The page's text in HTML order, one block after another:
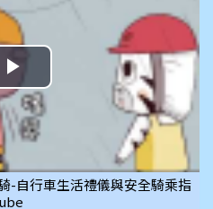
播
放
影
-自行車生活禮儀與安全騎乘指